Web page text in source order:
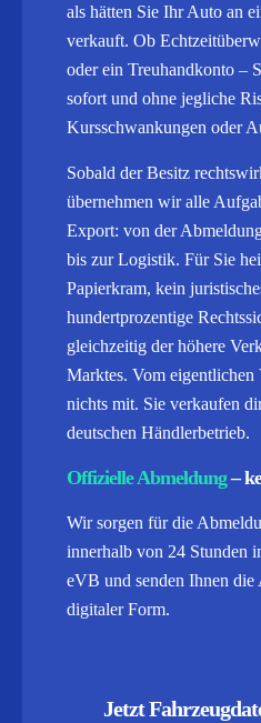
als hätten Sie Ihr Auto an
verkauft. Ob
oder ein Treuhandkonto –
sofort und ohne jegliche
Kursschwankungen oder
Sobald der Besitz
übernehmen wir alle
Export: von der
bis zur Logistik. Für Sie
Papierkram, kein
hundertprozentige
gleichzeitig der höhere
Marktes. Vom eigentlichen
nichts mit. Sie verkaufen
deutschen Händlerbetrieb.
Offizielle Abmeldung–
Wir sorgen für die
innerhalb von 24 Stunden
eVB und senden Ihnen die
digitaler Form.
Jetzt